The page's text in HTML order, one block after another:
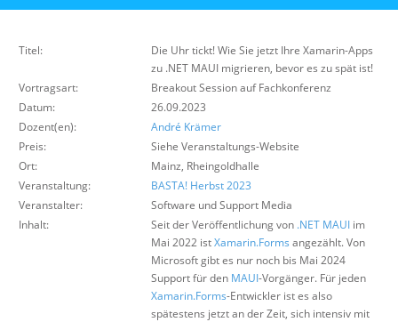
Offene Seminare
Über uns
Titel:
Die Uhr tickt! Wie Sie jetzt Ihre Xamarin-Apps
zu .NET MAUI migrieren, bevor es zu spät ist!
Vortragsart:
Breakout Session auf Fachkonferenz
Datum:
26.09.2023
Dozent(en):
André Krämer
Preis:
Siehe Veranstaltungs-Website
Ort:
Mainz, Rheingoldhalle
Veranstaltung:
BASTA! Herbst 2023
Veranstalter:
Software und Support Media
Inhalt:
Seit der Veröffentlichung von .NET MAUI im
Mai 2022 istXamarin.Forms angezählt. Von
Microsoft gibt es nur noch bis Mai 2024
Support für den MAUI-Vorgänger. Für jeden
Xamarin.Forms-Entwickler ist es also
spätestens jetzt an der Zeit, sich intensiv mit